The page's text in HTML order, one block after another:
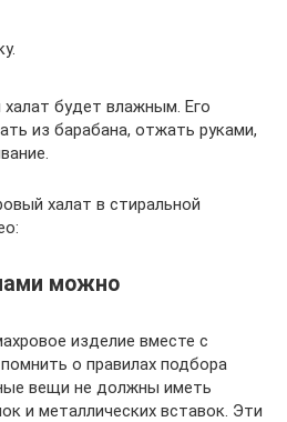
будет влажным. Его
из барабана, отжать руками,
халат в стиральной
можно
изделие вместе с
о правилах подбора
вещи не должны иметь
и металлических вставок. Эти